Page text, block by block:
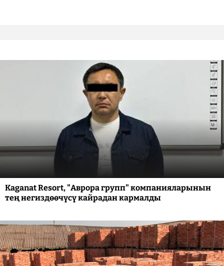
Kaganat Resort, "Аврора групп" компанияларынын
тең негиздөөчүсү кайрадан кармалды